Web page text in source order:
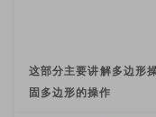
这部分主要讲解多边形
固多边形的操作